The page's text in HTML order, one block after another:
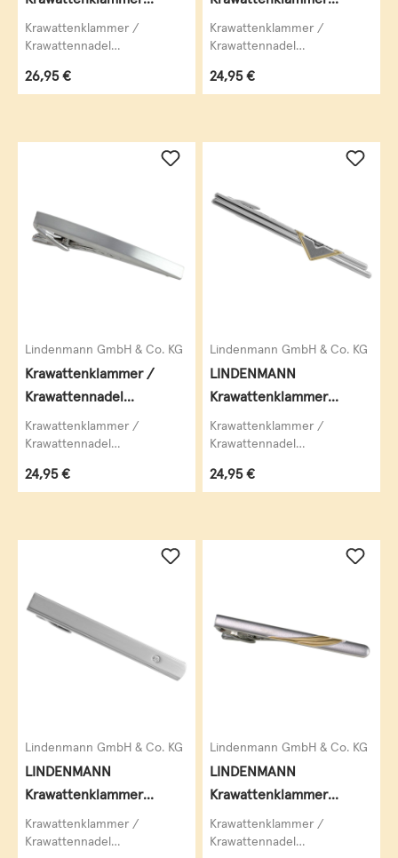
Krawattennadel
Krawattenklammer /
Krawattennadel
krawattenschonende
hochwertige Alligator-
Regulärer Preis:
26,95 €
Krawattennadel
Krawattenklammer /
Krawattennadel
krawattenschonende
hochwertige Alligator-
Regulärer Preis:
24,95 €
Lindenmann GmbH & Co. KG
Krawattenklammer /
Krawattennadel
LINDENMANN,
silberfarben, im Etui
73053
Krawattenklammer /
Krawattennadel
krawattenschonende
hochwertige Alligator-
Regulärer Preis:
24,95 €
Lindenmann GmbH & Co. KG
LINDENMANN
Krawattenklammer
Krawattennadel bicolor
Krawattenklammer /
Krawattennadel
veredelt (bicolor),
silberfarben / goldfarben,...
Regulärer Preis:
24,95 €
Lindenmann GmbH & Co. KG
LINDENMANN
Krawattenklammer
Krawattennadel
Krawattenklammer /
Krawattennadel
Lindenmann GmbH & Co. KG
LINDENMANN
Krawattenklammer
Krawattennadel bicolor
Krawattenklammer /
Krawattennadel